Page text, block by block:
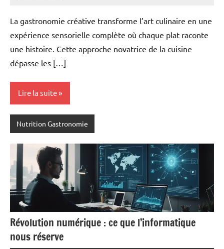
La gastronomie créative transforme l’art culinaire en une
expérience sensorielle complète où chaque plat raconte
une histoire. Cette approche novatrice de la cuisine
dépasse les […]
Lire la suite
Nutrition Gastronomie
Révolution numérique : ce que l’informatique
nous réserve